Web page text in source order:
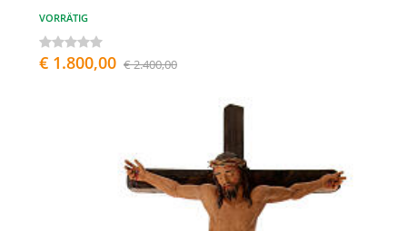
VORRÄTIG
€ 1.800,00 € 2.400,00